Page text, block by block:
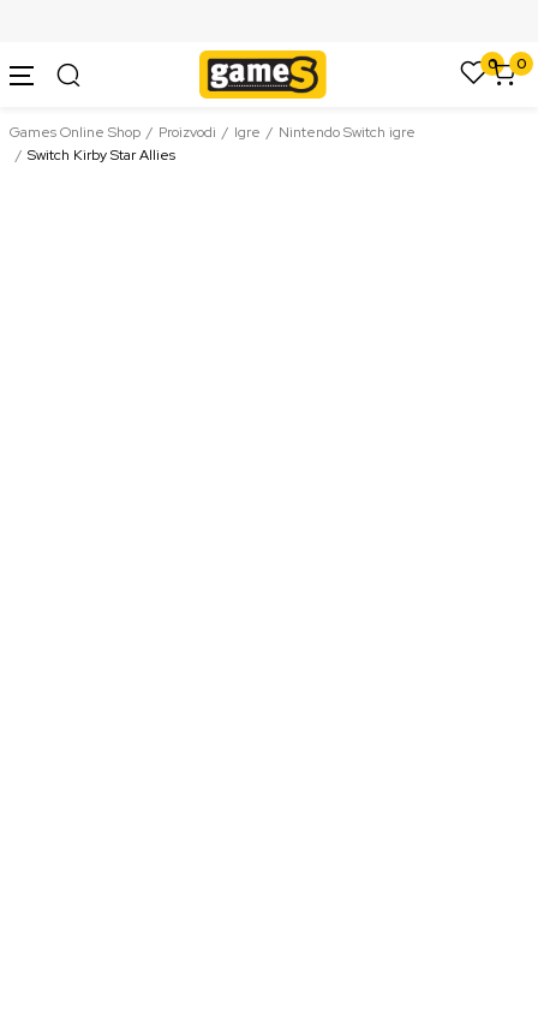
0 0
Games Online Shop Proizvodi Igre
Nintendo Switch igre
Switch Kirby Star Allies